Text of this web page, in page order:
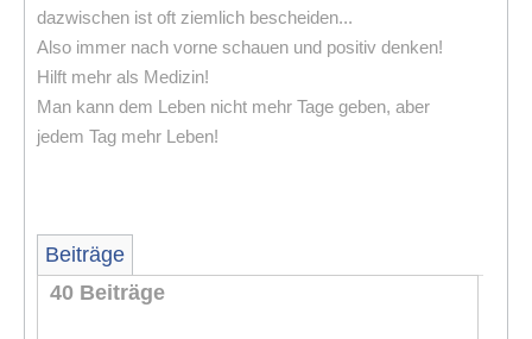
dazwischen ist oft ziemlich bescheiden...
Also immer nach vorne schauen und positiv denken!
Hilft mehr als Medizin!
Man kann dem Leben nicht mehr Tage geben, aber
jedem Tag mehr Leben!
Beiträge
40 Beiträge